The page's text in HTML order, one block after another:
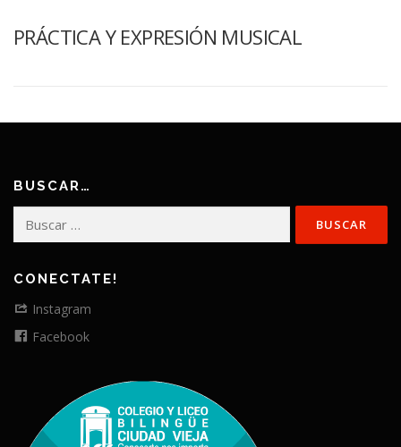
PRÁCTICA Y EXPRESIÓN MUSICAL
BUSCAR…
CONECTATE!
Instagram
Facebook